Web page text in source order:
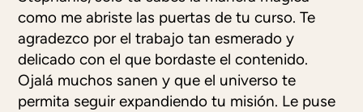
como me abriste las puertas de tu curso. Te
agradezco por el trabajo tan esmerado y
delicado con el que bordaste el contenido.
Ojalá muchos sanen y que el universo te
permita seguir expandiendo tu misión. Le puse